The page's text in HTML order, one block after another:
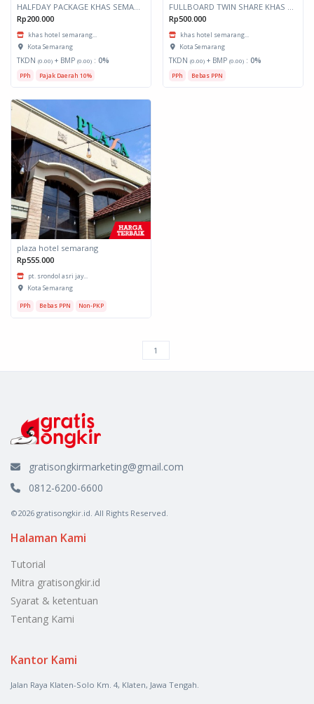
Rp200.000
khas hotel semarang...
Kota Semarang
TKDN (0.00) + BMP (0.00) : 0%
PPh Pajak Daerah 10%
Rp500.000
khas hotel semarang...
Kota Semarang
TKDN (0.00) + BMP (0.00) : 0%
PPh Bebas PPN
plaza hotel semarang
Rp555.000
pt. srondol asri jay...
Kota Semarang
PPh Bebas PPN Non-PKP
gratisongkirmarketing@gmail.com
0812-6200-6600
©2026 gratisongkir.id. All Rights Reserved.
Halaman Kami
Tutorial
Mitra gratisongkir.id
Syarat & ketentuan
Tentang Kami
Kantor Kami
Jalan Raya Klaten-Solo Km. 4, Klaten, Jawa Tengah.